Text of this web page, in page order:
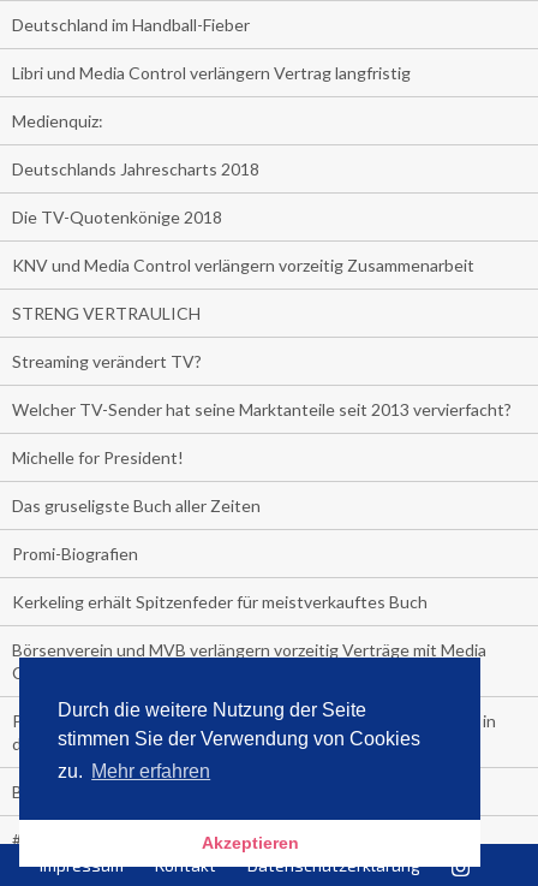
Durch die weitere Nutzung der Seite
stimmen Sie der Verwendung von Cookies
zu. Mehr erfahren
Akzeptieren
Deutschland im Handball-Fieber
Libri und Media Control verlängern Vertrag langfristig
Medienquiz:
Deutschlands Jahrescharts 2018
Die TV-Quotenkönige 2018
KNV und Media Control verlängern vorzeitig Zusammenarbeit
STRENG VERTRAULICH
Streaming verändert TV?
Welcher TV-Sender hat seine Marktanteile seit 2013 vervierfacht?
Michelle for President!
Das gruseligste Buch aller Zeiten
Promi-Biografien
Kerkeling erhält Spitzenfeder für meistverkauftes Buch
Börsenverein und MVB verlängern vorzeitig Verträge mit Media
Control bis 2024
PocketBook, Ceebo und Umbreit bringen Hörbuch-Downloads in
die Cloud
Bella Bella
#1-Bestseller: "Das ist Alpha!" von Kollegah
Impressum Kontakt Datenschutzerklärung